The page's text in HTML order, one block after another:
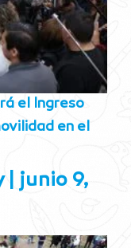
el Ingreso
en el
junio 9,